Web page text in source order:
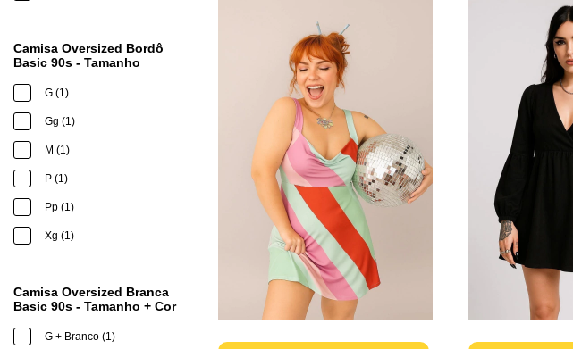
Camisa Oversized Bordô
Basic 90s - Tamanho
G (1)
Gg (1)
M (1)
P (1)
Pp (1)
Xg (1)
Camisa Oversized Branca
Basic 90s - Tamanho + Cor
G + Branco (1)